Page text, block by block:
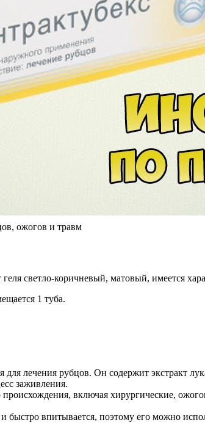
ожогов и травм
светло-коричневый, матовый, имеется
1 туба.
для лечения рубцов. Он содержит экстракт
заживления.
включая хирургические,
быстро впитывается, поэтому его можно